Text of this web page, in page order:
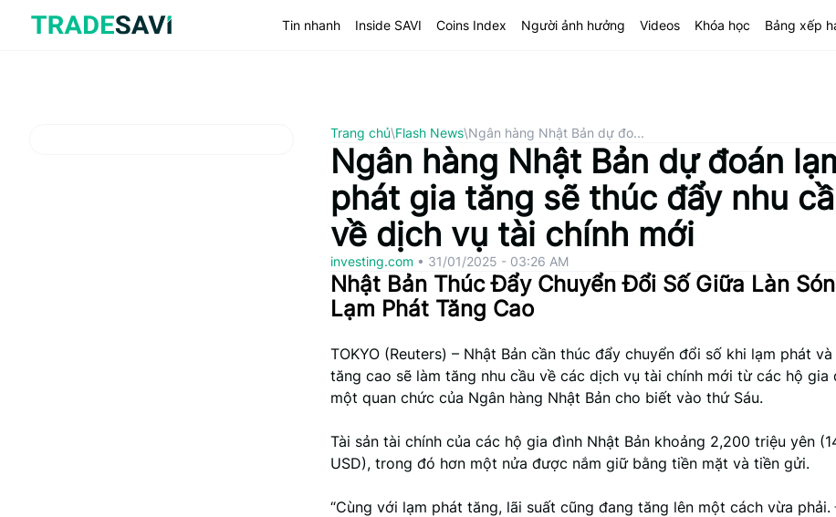
Tin nhanh Inside SAVI Coins Index Người ảnh hưởng Videos Khóa học Bảng xếp
Trang chủ\Flash News\Ngân hàng Nhật Bản dự đo...
Ngân hàng Nhật Bản dự đoán
phát gia tăng sẽ thúc đẩy nhu
về dịch vụ tài chính mới
investing.com • 31/01/2025 - 03:26 AM
Nhật Bản Thúc Đẩy Chuyển Đổi Số Giữa Làn
Lạm Phát Tăng Cao
TOKYO (Reuters) – Nhật Bản cần thúc đẩy chuyển đổi số khi lạm phát
tăng cao sẽ làm tăng nhu cầu về các dịch vụ tài chính mới từ các hộ gia
một quan chức của Ngân hàng Nhật Bản cho biết vào thứ Sáu.
Tài sản tài chính của các hộ gia đình Nhật Bản khoảng 2,200 triệu yên
USD), trong đó hơn một nửa được nắm giữ bằng tiền mặt và tiền gửi.
“Cùng với lạm phát tăng, lãi suất cũng đang tăng lên một cách vừa